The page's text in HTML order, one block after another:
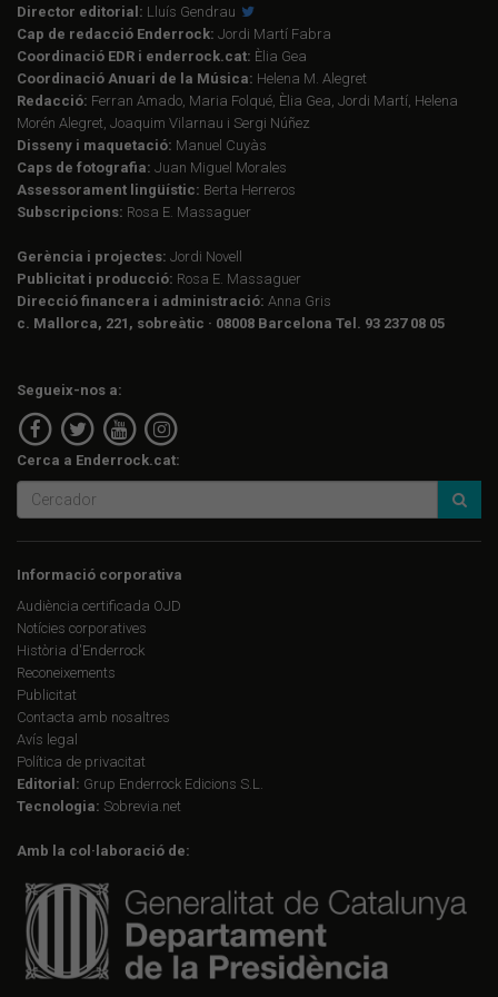
Director editorial: Lluís Gendrau
Cap de redacció Enderrock: Jordi Martí Fabra
Coordinació EDR i enderrock.cat: Èlia Gea
Coordinació Anuari de la Música: Helena M. Alegret
Redacció: Ferran Amado, Maria Folqué, Èlia Gea, Jordi Martí, Helena
Morén Alegret, Joaquim Vilarnau i Sergi Núñez
Disseny i maquetació: Manuel Cuyàs
Caps de fotografia: Juan Miguel Morales
Assessorament lingüístic: Berta Herreros
Subscripcions: Rosa E. Massaguer
Gerència i projectes: Jordi Novell
Publicitat i producció: Rosa E. Massaguer
Direcció financera i administració: Anna Gris
c. Mallorca, 221, sobreàtic · 08008 Barcelona Tel. 93 237 08 05
Segueix-nos a:
Cerca a Enderrock.cat:
Informació corporativa
Audiència certificada OJD
Notícies corporatives
Història d'Enderrock
Reconeixements
Publicitat
Contacta amb nosaltres
Avís legal
Política de privacitat
Editorial: Grup Enderrock Edicions S.L.
Tecnologia: Sobrevia.net
Amb la col·laboració de: